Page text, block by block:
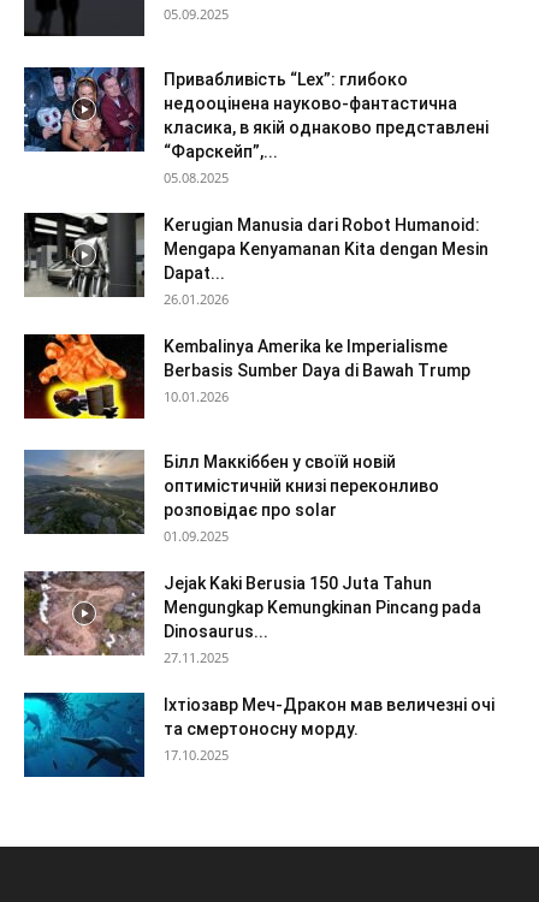
05.09.2025
Привабливість “Lex”: глибоко
недооцінена науково-фантастична
класика, в якій однаково представлені
“Фарскейп”,...
05.08.2025
Kerugian Manusia dari Robot Humanoid:
Mengapa Kenyamanan Kita dengan Mesin
Dapat...
26.01.2026
Kembalinya Amerika ke Imperialisme
Berbasis Sumber Daya di Bawah Trump
10.01.2026
Білл Маккіббен у своїй новій
оптимістичній книзі переконливо
розповідає про solar
01.09.2025
Jejak Kaki Berusia 150 Juta Tahun
Mengungkap Kemungkinan Pincang pada
Dinosaurus...
27.11.2025
Іхтіозавр Меч-Дракон мав величезні очі
та смертоносну морду.
17.10.2025